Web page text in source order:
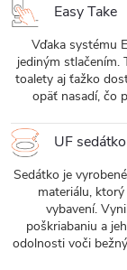
Easy Take
Vďaka systému
jediným stlačením.
toalety aj ťažko
opäť nasadí, čo
UF sedátko
Sedátko je
materiálu,
vybavení.
poškriabaniu a
odolnosti voči